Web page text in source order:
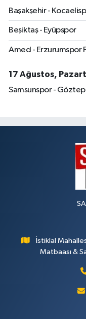
Başakşehir -
Beşiktaş - Eyüpspor
Amed - Erzurumspor
17 Ağustos,
Samsunspor -
İstiklal
Matbaası &